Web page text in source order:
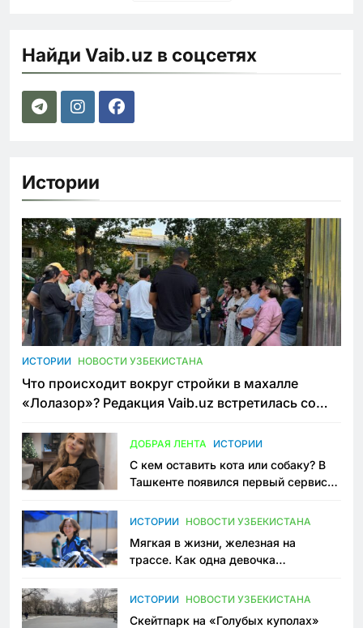
Найди Vaib.uz в соцсетях
Истории
ИСТОРИИ НОВОСТИ УЗБЕКИСТАНА
Что происходит вокруг стройки в махалле
«Лолазор»? Редакция Vaib.uz встретилась со
ДОБРАЯ ЛЕНТА ИСТОРИИ
С кем оставить кота или собаку? В
Ташкенте появился первый сервис
ИСТОРИИ НОВОСТИ УЗБЕКИСТАНА
Мягкая в жизни, железная на
трассе. Как одна девочка
Узбекистане
ИСТОРИИ НОВОСТИ УЗБЕКИСТАНА
Скейтпарк на «Голубых куполах»